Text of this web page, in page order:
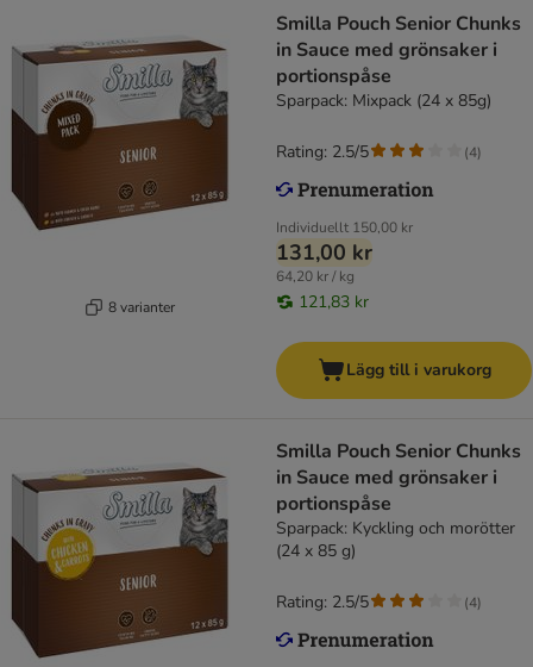
8 varianter
Smilla Pouch Senior Chunks
in Sauce med grönsaker i
portionspåse
Sparpack: Mixpack (24 x 85g)
Individuellt 150,00 kr
131,00 kr
64,20 kr / kg
121,83 kr
Rating: 2.5/5 (4)
Lägg till i varukorg
Smilla Pouch Senior Chunks
in Sauce med grönsaker i
portionspåse
Sparpack: Kyckling och morötter
(24 x 85 g)
Rating: 2.5/5 (4)